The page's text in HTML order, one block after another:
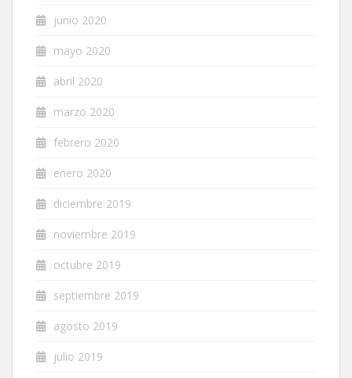
junio 2020
mayo 2020
abril 2020
marzo 2020
febrero 2020
enero 2020
diciembre 2019
noviembre 2019
octubre 2019
septiembre 2019
agosto 2019
julio 2019